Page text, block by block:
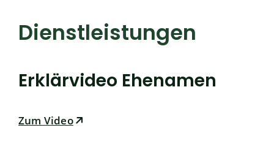
Dienstleistungen
Erklärvideo Ehenamen
Zum Video